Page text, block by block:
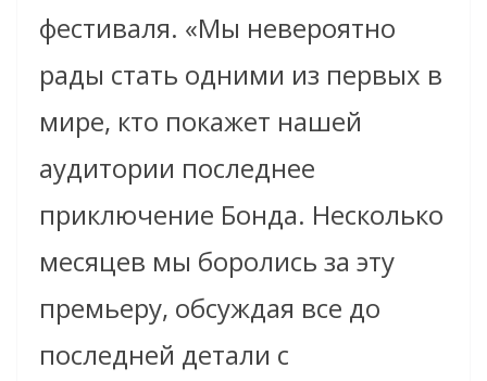
фестиваля. «Мы невероятно
рады стать одними из первых в
мире, кто покажет нашей
аудитории последнее
приключение Бонда. Несколько
месяцев мы боролись за эту
премьеру, обсуждая все до
последней детали с